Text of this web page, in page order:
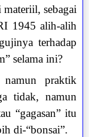
sebagai
1945 alih-alih
terhadap
selama ini?
namun praktik
tidak, namun
“gagasan” itu
di-“bonsai”.